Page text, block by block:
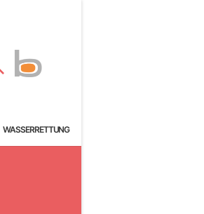
WASSERRETTUNG